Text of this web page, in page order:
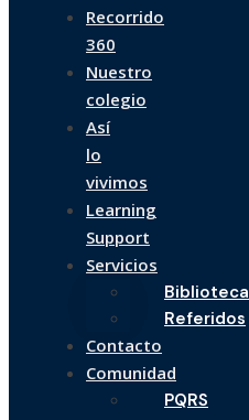
Recorrido
360
Nuestro
colegio
Así
lo
vivimos
Learning
Support
Servicios
Biblioteca
Referidos
Contacto
Comunidad
PQRS